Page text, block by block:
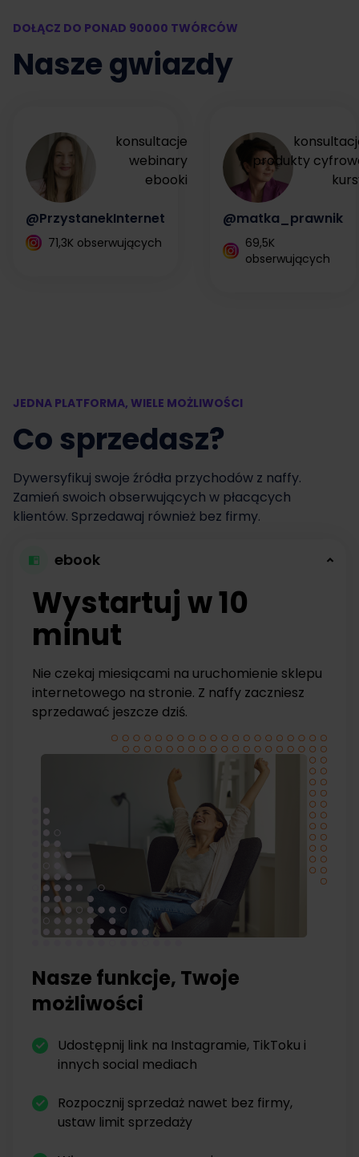
DOŁĄCZ DO PONAD 90000 TWÓRCÓW
Nasze gwiazdy
konsultacje
webinary
ebooki
@PrzystanekInternet
71,3K obserwujących
produkty
@matka_prawnik
69,5K
obserwujących
JEDNA PLATFORMA, WIELE MOŻLIWOŚCI
Co sprzedasz?
Dywersyfikuj swoje źródła przychodów z naffy.
Zamień swoich obserwujących w płacących
klientów. Sprzedawaj również bez firmy.
ebook
Wystartuj w 10
minut
Nie czekaj miesiącami na uruchomienie sklepu
internetowego na stronie. Z naffy zaczniesz
sprzedawać jeszcze dziś.
Nasze funkcje, Twoje
możliwości
Udostępnij link na Instagramie, TikToku i
innych social mediach
Rozpocznij sprzedaż nawet bez firmy,
ustaw limit sprzedaży